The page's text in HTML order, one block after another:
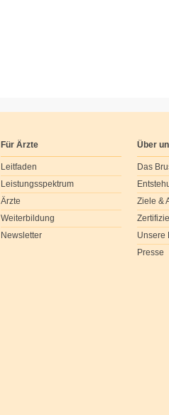
Für Ärzte
Leitfaden
Leistungsspektrum
Ärzte
Weiterbildung
Newsletter
Über
Das
Ziele &
Unsere
Presse